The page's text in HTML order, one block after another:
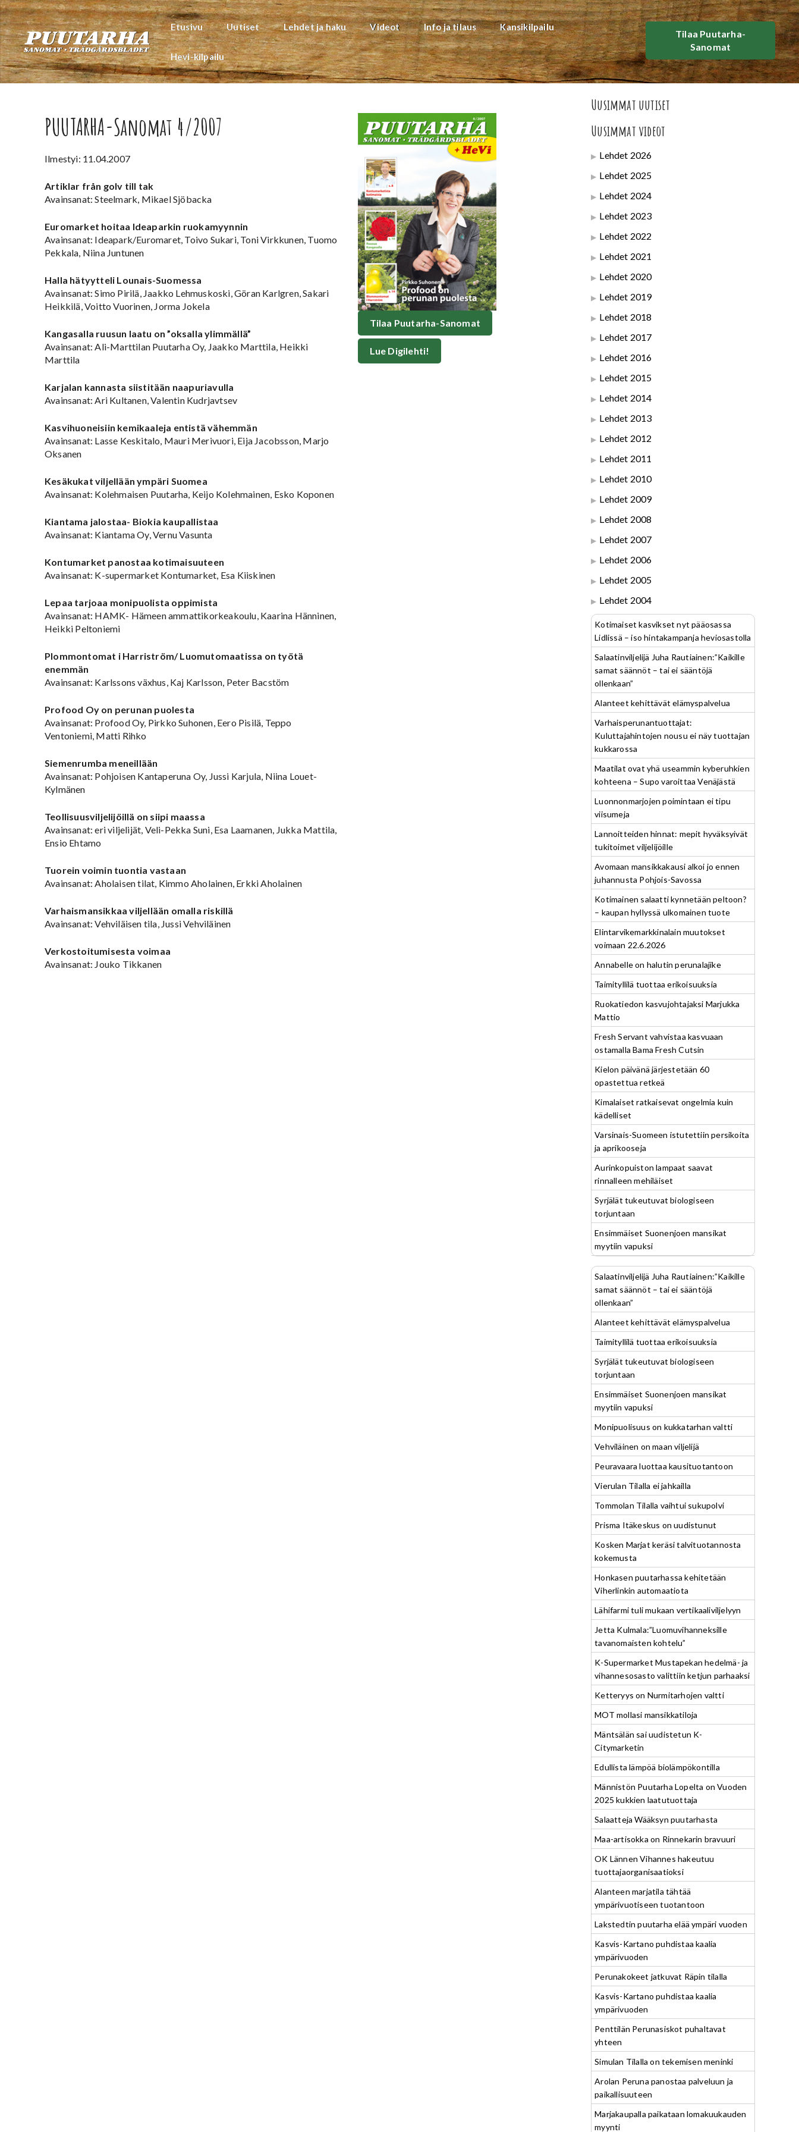
Siirry
sisältöön
Etusivu Uutiset Lehdet ja haku Videot Info ja tilaus Kansikilpailu
Hevi-kilpailu
Tilaa Puutarha-
Sanomat
PUUTARHA-Sanomat 4/2007
Ilmestyi: 11.04.2007
Artiklar från golv till tak
Avainsanat: Steelmark, Mikael Sjöbacka
Euromarket hoitaa Ideaparkin ruokamyynnin
Avainsanat: Ideapark/Euromaret, Toivo Sukari, Toni Virkkunen, Tuomo
Pekkala, Niina Juntunen
Halla hätyytteli Lounais-Suomessa
Avainsanat: Simo Pirilä, Jaakko Lehmuskoski, Göran Karlgren, Sakari
Heikkilä, Voitto Vuorinen, Jorma Jokela
Kangasalla ruusun laatu on ”oksalla ylimmällä”
Avainsanat: Ali-Marttilan Puutarha Oy, Jaakko Marttila, Heikki
Marttila
Karjalan kannasta siistitään naapuriavulla
Avainsanat: Ari Kultanen, Valentin Kudrjavtsev
Kasvihuoneisiin kemikaaleja entistä vähemmän
Avainsanat: Lasse Keskitalo, Mauri Merivuori, Eija Jacobsson, Marjo
Oksanen
Kesäkukat viljellään ympäri Suomea
Avainsanat: Kolehmaisen Puutarha, Keijo Kolehmainen, Esko Koponen
Kiantama jalostaa- Biokia kaupallistaa
Avainsanat: Kiantama Oy, Vernu Vasunta
Kontumarket panostaa kotimaisuuteen
Avainsanat: K-supermarket Kontumarket, Esa Kiiskinen
Lepaa tarjoaa monipuolista oppimista
Avainsanat: HAMK- Hämeen ammattikorkeakoulu, Kaarina Hänninen,
Heikki Peltoniemi
Plommontomat i Harriström/ Luomutomaatissa on työtä
enemmän
Avainsanat: Karlssons växhus, Kaj Karlsson, Peter Bacstöm
Profood Oy on perunan puolesta
Avainsanat: Profood Oy, Pirkko Suhonen, Eero Pisilä, Teppo
Ventoniemi, Matti Rihko
Siemenrumba meneillään
Avainsanat: Pohjoisen Kantaperuna Oy, Jussi Karjula, Niina Louet-
Kylmänen
Teollisuusviljelijöillä on siipi maassa
Avainsanat: eri viljelijät, Veli-Pekka Suni, Esa Laamanen, Jukka Mattila,
Ensio Ehtamo
Tuorein voimin tuontia vastaan
Avainsanat: Aholaisen tilat, Kimmo Aholainen, Erkki Aholainen
Varhaismansikkaa viljellään omalla riskillä
Avainsanat: Vehviläisen tila, Jussi Vehviläinen
Verkostoitumisesta voimaa
Avainsanat: Jouko Tikkanen
Tilaa Puutarha-Sanomat
Lue Digilehti!
Uusimmat uutiset
Uusimmat videot
Lehdet 2026
Lehdet 2025
Lehdet 2024
Lehdet 2023
Lehdet 2022
Lehdet 2021
Lehdet 2020
Lehdet 2019
Lehdet 2018
Lehdet 2017
Lehdet 2016
Lehdet 2015
Lehdet 2014
Lehdet 2013
Lehdet 2012
Lehdet 2011
Lehdet 2010
Lehdet 2009
Lehdet 2008
Lehdet 2007
Lehdet 2006
Lehdet 2005
Lehdet 2004
Kotimaiset kasvikset nyt pääosassa
Lidlissä – iso hintakampanja heviosastolla
Salaatinviljelijä Juha Rautiainen:”Kaikille
samat säännöt – tai ei sääntöjä
ollenkaan”
Alanteet kehittävät elämyspalvelua
Varhaisperunantuottajat:
Kuluttajahintojen nousu ei näy tuottajan
kukkarossa
Maatilat ovat yhä useammin kyberuhkien
kohteena – Supo varoittaa Venäjästä
Luonnonmarjojen poimintaan ei tipu
viisumeja
Lannoitteiden hinnat: mepit hyväksyivät
tukitoimet viljelijöille
Avomaan mansikkakausi alkoi jo ennen
juhannusta Pohjois-Savossa
Kotimainen salaatti kynnetään peltoon?
– kaupan hyllyssä ulkomainen tuote
Elintarvikemarkkinalain muutokset
voimaan 22.6.2026
Annabelle on halutin perunalajike
Taimityllilä tuottaa erikoisuuksia
Ruokatiedon kasvujohtajaksi Marjukka
Mattio
Fresh Servant vahvistaa kasvuaan
ostamalla Bama Fresh Cutsin
Kielon päivänä järjestetään 60
opastettua retkeä
Kimalaiset ratkaisevat ongelmia kuin
kädelliset
Varsinais-Suomeen istutettiin persikoita
ja aprikooseja
Aurinkopuiston lampaat saavat
rinnalleen mehiläiset
Syrjälät tukeutuvat biologiseen
torjuntaan
Ensimmäiset Suonenjoen mansikat
myytiin vapuksi
Salaatinviljelijä Juha Rautiainen:”Kaikille
samat säännöt – tai ei sääntöjä
ollenkaan”
Alanteet kehittävät elämyspalvelua
Taimityllilä tuottaa erikoisuuksia
Syrjälät tukeutuvat biologiseen
torjuntaan
Ensimmäiset Suonenjoen mansikat
myytiin vapuksi
Monipuolisuus on kukkatarhan valtti
Vehviläinen on maan viljelijä
Peuravaara luottaa kausituotantoon
Vierulan Tilalla ei jahkailla
Tommolan Tilalla vaihtui sukupolvi
Prisma Itäkeskus on uudistunut
Kosken Marjat keräsi talvituotannosta
kokemusta
Honkasen puutarhassa kehitetään
Viherlinkin automaatiota
Lähifarmi tuli mukaan vertikaaliviljelyyn
Jetta Kulmala:”Luomuvihanneksille
tavanomaisten kohtelu”
K-Supermarket Mustapekan hedelmä- ja
vihannesosasto valittiin ketjun parhaaksi
Ketteryys on Nurmitarhojen valtti
MOT mollasi mansikkatiloja
Mäntsälän sai uudistetun K-
Citymarketin
Edullista lämpöä biolämpökontilla
Männistön Puutarha Lopelta on Vuoden
2025 kukkien laatutuottaja
Salaatteja Wääksyn puutarhasta
Maa-artisokka on Rinnekarin bravuuri
OK Lännen Vihannes hakeutuu
tuottajaorganisaatioksi
Alanteen marjatila tähtää
ympärivuotiseen tuotantoon
Lakstedtin puutarha elää ympäri vuoden
Kasvis-Kartano puhdistaa kaalia
ympärivuoden
Perunakokeet jatkuvat Räpin tilalla
Kasvis-Kartano puhdistaa kaalia
ympärivuoden
Penttilän Perunasiskot puhaltavat
yhteen
Simulan Tilalla on tekemisen meninki
Arolan Peruna panostaa palveluun ja
paikallisuuteen
Marjakaupalla paikataan lomakuukauden
myynti